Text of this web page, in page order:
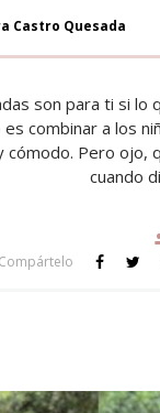
Castro Quesada
son para ti si lo
combinar a los
cómodo. Pero ojo,
cuando
Compártelo